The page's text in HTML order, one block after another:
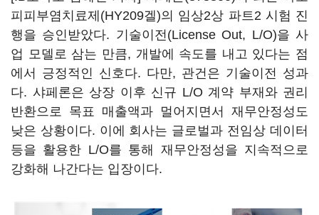
피피부염치료제(HY209겔)의 임상2상 파트2 시험 진
행을 승인받았다. 기술이전(License Out, L/O)을 사
업 모델로 삼는 만큼, 개발에 속도를 내고 있다는 점
에서 긍정적인 신호다. 다만, 관건은 기술이전 성과
다. 샤페론은 상장 이후 신규 L/O 계약 부재와 권리
반환으로 목표 매출액과 멀어지면서 재무안정성도
낮은 상황이다. 이에 회사는 글로벌과 전임상 데이터
등을 활용한 L/O를 통해 재무안정성을 지속적으로
강화해 나간다는 입장이다.